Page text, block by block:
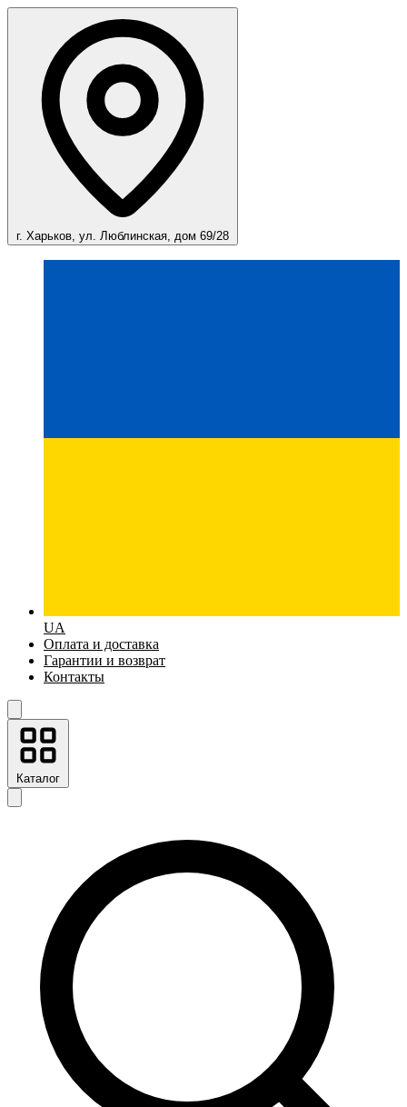
г. Харьков, ул. Люблинская, дом 69/28
UA
Оплата и доставка
Гарантии и возврат
Контакты
Каталог